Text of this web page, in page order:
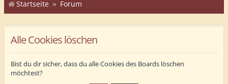
Startseite Forum
Alle Cookies löschen
Bist du dir sicher, dass du alle Cookies des Boards löschen
möchtest?